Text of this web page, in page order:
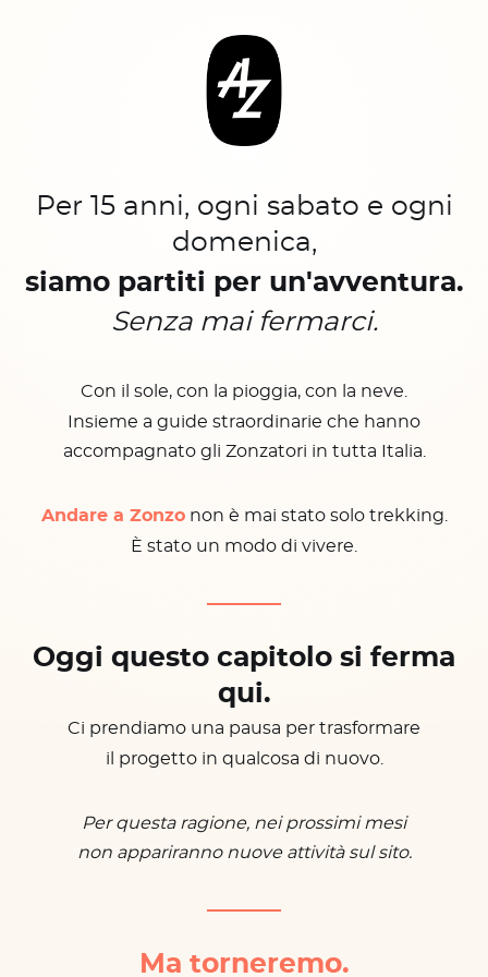
Per 15 anni, ogni sabato e ogni
domenica,
siamo partiti per un'avventura.
Senza mai fermarci.
Con il sole, con la pioggia, con la neve.
Insieme a guide straordinarie che hanno
accompagnato gli Zonzatori in tutta Italia.
Andare a Zonzonon è mai stato solo trekking.
È stato un modo di vivere.
Oggi questo capitolo si ferma
qui.
Ci prendiamo una pausa per trasformare
il progetto in qualcosa di nuovo.
Per questa ragione, nei prossimi mesi
non appariranno nuove attività sul sito.
Ma torneremo.